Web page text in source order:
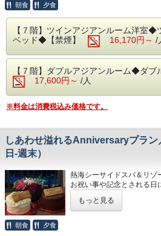
1日1台1,200円となります
※30台と限りがあり、先着
※満車の場合は、ホテルよ
インパーキン
グをお客様ご自身でご利
◆その他の税
す。
・駐車場につきましては、
ご利用ください。
・ご宿泊料金以外に150円
掛かります。
＊３名様以上のご宿泊につ
ースペースにお客様自身で
◆お食事
レストラン「The Dining
心とした多彩な料理をご用
朝食は相模湾から昇る朝日
ェをお楽しみください。
＊炙って召し上がる干物や
（写真はイメージとなり
◆大浴場
良質な熱海温泉を是非ご堪
源泉かけ流しの露天風呂は
なること間違いなしです。
・15:00～24:00（最終入場
◆お部屋
相模湾から昇る朝日や熱海
※３歳未満のお子様がいら
ご記入ください。
スにご自身でお布団を敷
◆お食事
レストランは、和・洋を中
※日が暮れる頃に海を見な
格別です！
＊体験型の浜焼きやピザ、
朝食 夕食
【７階】ツインアジアンルーム洋室◆
ベッド◆【禁煙】
16,170円～ /
【７階】ダブルアジアンルーム◆ダ
17,600円～ /人
※料金は消費税込み価格です。
しあわせ溢れるAnniversaryプラン
日‐週末）
熱海シーサイドスパ＆リゾ
お祝い事や記念とされる日
そんな素敵な日に特別感
う思いから、バルーンの装
もっと見る
朝食 夕食